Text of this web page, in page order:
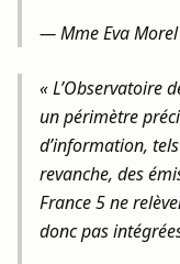
—Mme Eva Morel
« L’Observatoire
un périmètre
d’information,
revanche, des
France 5 ne
donc pas